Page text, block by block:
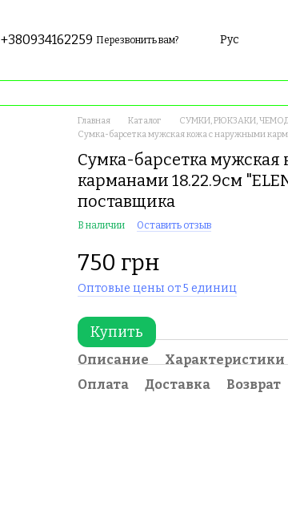
+380934162259 Перезвонить вам? Рус
Главная Каталог СУМКИ, РЮКЗАКИ,
Сумка-барсетка мужская кожа с наружными
Сумка-барсетка
карманами 18.22.9см
поставщика
В наличии Оставить отзыв
750 грн
Оптовые цены от 5 единиц
Купить
Описание Характеристики
Оплата
Доставка Возврат